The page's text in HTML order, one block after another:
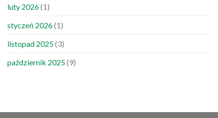
luty 2026(1)
styczeń 2026(1)
listopad 2025(3)
październik 2025(9)